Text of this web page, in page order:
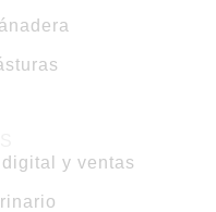
y ventas